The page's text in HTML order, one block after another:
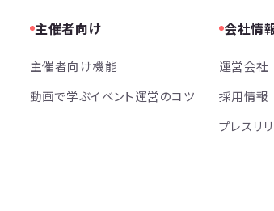
主催者向け
主催者向け機能
動画で学ぶイベント運営のコツ
会社情
運営会社
採用情報
プレスリ